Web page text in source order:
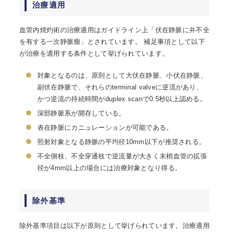
治療適用
血管内焼灼術の治療適用はガイドライン上「伏在静脈に弁不全
を有する一次静脈瘤」とされています。 補足事項として以下
が治療を適用する条件として挙げられています。
対象となるのは、原則として大伏在静脈、小伏在静脈、
副伏在静脈で、それらのterminal valveに逆流があり、
かつ逆流の持続時間がduplex scanで0.5秒以上認める。
深部静脈系が開存している。
表在静脈にカニュレーションが可能である。
照射対象となる静脈の平均径10mm以下が推奨される。
不全側枝、不全穿通枝で逆流量が大きく末梢血管の拡張
径が4mm以上の場合には治療対象となり得る。
除外基準
除外基準項目は以下が原則として挙げられています。治療適用